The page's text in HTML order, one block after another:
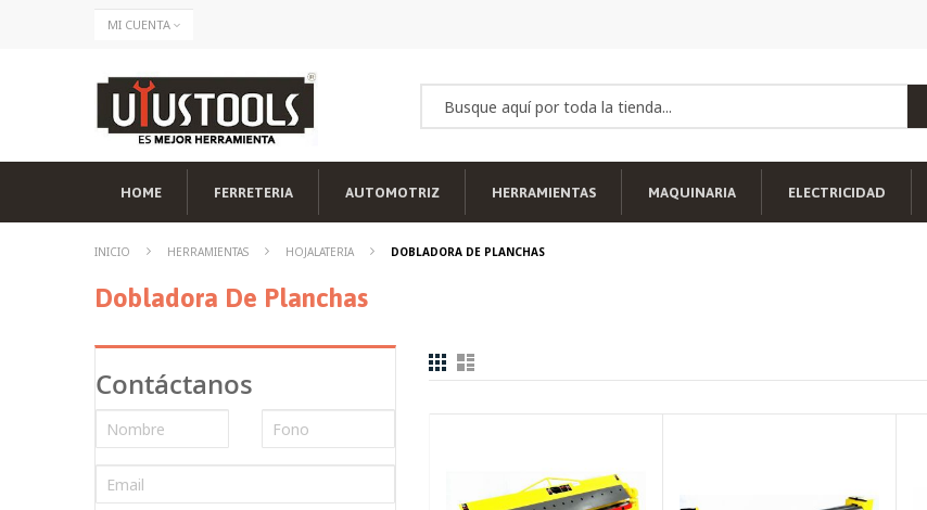
Ir
MI CUENTA
HOME FERRETERIA AUTOMOTRIZ HERRAMIENTAS MAQUINARIA ELECTRICIDAD
INICIO HERRAMIENTAS HOJALATERIA DOBLADORA DE PLANCHAS
Dobladora De Planchas
Contáctanos